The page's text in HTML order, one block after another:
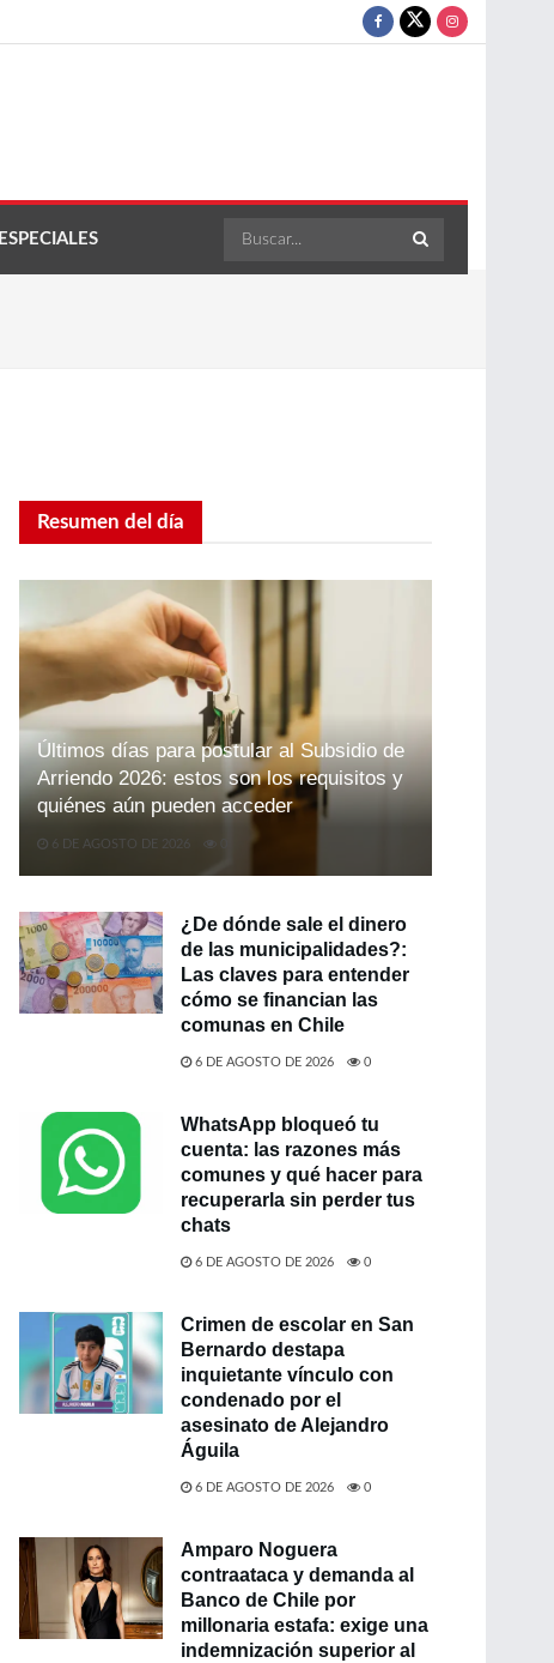
ESPECIALES
Resumen del día
Últimos días para postular al Subsidio de
Arriendo 2026: estos son los requisitos y
quiénes aún pueden acceder
6 DE AGOSTO DE 2026
¿De dónde sale el dinero
de las municipalidades?:
Las claves para entender
cómo se financian las
comunas en Chile
6 DE AGOSTO DE 2026 0
WhatsApp bloqueó tu
cuenta: las razones más
comunes y qué hacer para
recuperarla sin perder tus
chats
6 DE AGOSTO DE 2026 0
Crimen de escolar en San
Bernardo destapa
inquietante vínculo con
condenado por el
asesinato de Alejandro
Águila
6 DE AGOSTO DE 2026 0
Amparo Noguera
contraataca y demanda al
Banco de Chile por
millonaria estafa: exige una
indemnización superior al